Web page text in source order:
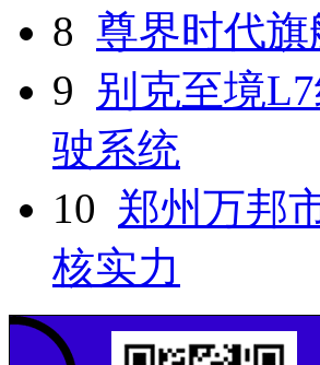
8 尊界时代
9 别克至境
驶系统
10 郑州万邦
核实力